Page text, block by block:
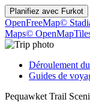
Planifiez avec Furkot
OpenFreeMap©
Maps©
Déroulement
Guides de
Pequawket Trail